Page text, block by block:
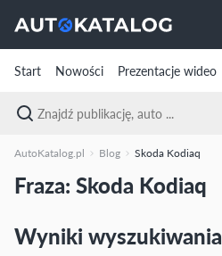
Start Nowości Prezentacje wideo
AutoKatalog.pl Blog Skoda Kodiaq
Fraza: Skoda Kodiaq
Wyniki wyszukiwania